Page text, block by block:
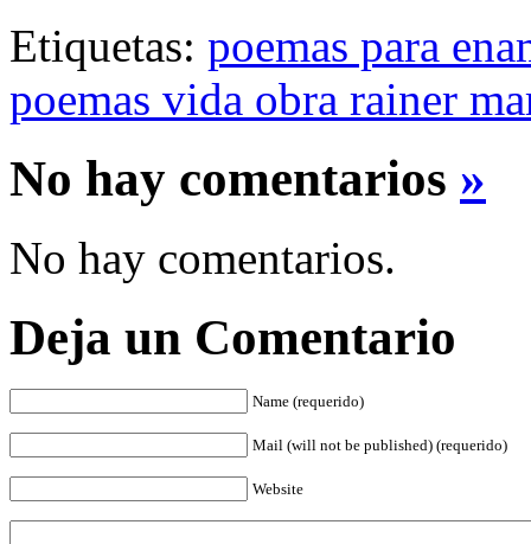
Etiquetas: poemas para
poemas vida obra rainer
No hay comentarios »
No hay comentarios.
Deja un Comentario
Name (requerido)
Mail (will not be published) (requerido)
Website